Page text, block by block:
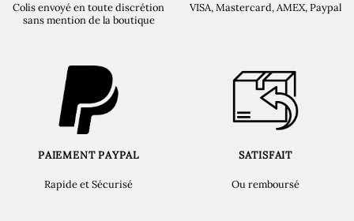
Colis envoyé en toute discrétion
sans mention de la boutique
VISA, Mastercard, AMEX, Paypal
PAIEMENT PAYPAL
Rapide et Sécurisé
SATISFAIT
Ou remboursé